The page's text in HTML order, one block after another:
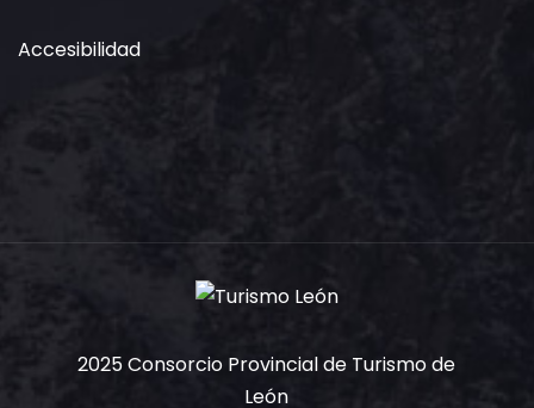
Accesibilidad
2025 Consorcio Provincial de Turismo de
León